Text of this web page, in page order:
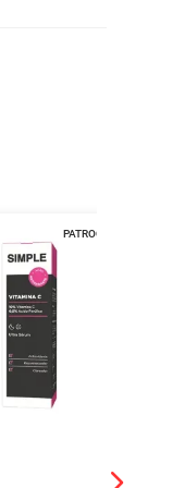
PATROCINADO